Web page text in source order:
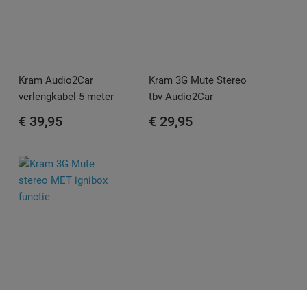
Kram Audio2Car
verlengkabel 5 meter
€ 39,95
Kram 3G Mute Stereo
tbv Audio2Car
€ 29,95